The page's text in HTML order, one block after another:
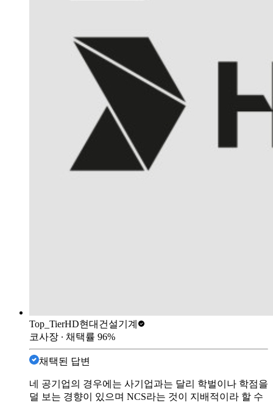
Top_TierHD현대건설기계
코사장 ∙ 채택률 96%
채택된 답변
네 공기업의 경우에는 사기업과는 달리 학벌이나 학점을
덜 보는 경향이 있으며 NCS라는 것이 지배적이라 할 수